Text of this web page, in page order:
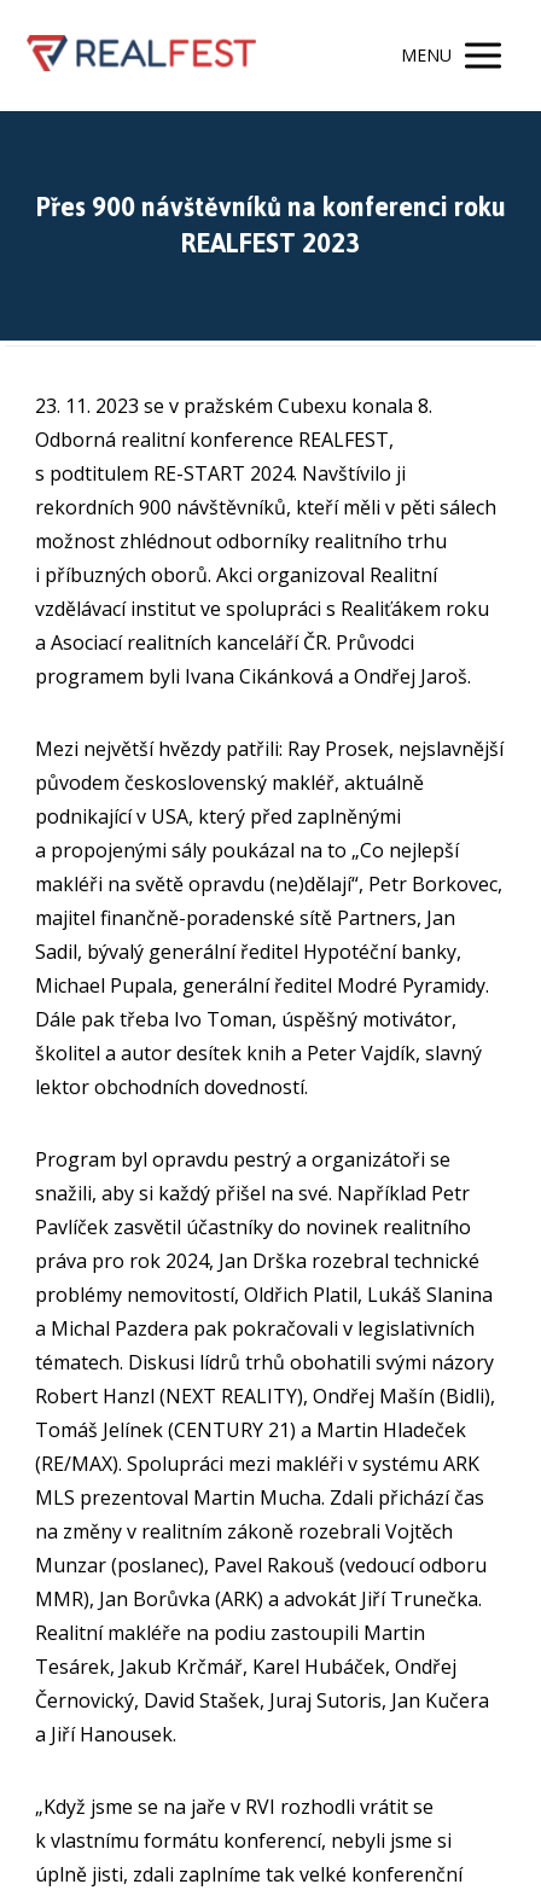
MENU
Přes 900 návštěvníků na konferenci roku
REALFEST 2023
23. 11. 2023 se v pražském Cubexu konala 8.
Odborná realitní konference REALFEST,
s podtitulem RE-START 2024. Navštívilo ji
rekordních 900 návštěvníků, kteří měli v pěti sálech
možnost zhlédnout odborníky realitního trhu
i příbuzných oborů. Akci organizoval Realitní
vzdělávací institut ve spolupráci s Realiťákem roku
a Asociací realitních kanceláří ČR. Průvodci
programem byli Ivana Cikánková a Ondřej Jaroš.
Mezi největší hvězdy patřili: Ray Prosek, nejslavnější
původem československý makléř, aktuálně
podnikající v USA, který před zaplněnými
a propojenými sály poukázal na to „Co nejlepší
makléři na světě opravdu (ne)dělají“, Petr Borkovec,
majitel finančně-poradenské sítě Partners, Jan
Sadil, bývalý generální ředitel Hypotéční banky,
Michael Pupala, generální ředitel Modré Pyramidy.
Dále pak třeba Ivo Toman, úspěšný motivátor,
školitel a autor desítek knih a Peter Vajdík, slavný
lektor obchodních dovedností.
Program byl opravdu pestrý a organizátoři se
snažili, aby si každý přišel na své. Například Petr
Pavlíček zasvětil účastníky do novinek realitního
práva pro rok 2024, Jan Drška rozebral technické
problémy nemovitostí, Oldřich Platil, Lukáš Slanina
a Michal Pazdera pak pokračovali v legislativních
tématech. Diskusi lídrů trhů obohatili svými názory
Robert Hanzl (NEXT REALITY), Ondřej Mašín (Bidli),
Tomáš Jelínek (CENTURY 21) a Martin Hladeček
(RE/MAX). Spolupráci mezi makléři v systému ARK
MLS prezentoval Martin Mucha. Zdali přichází čas
na změny v realitním zákoně rozebrali Vojtěch
Munzar (poslanec), Pavel Rakouš (vedoucí odboru
MMR), Jan Borůvka (ARK) a advokát Jiří Trunečka.
Realitní makléře na podiu zastoupili Martin
Tesárek, Jakub Krčmář, Karel Hubáček, Ondřej
Černovický, David Stašek, Juraj Sutoris, Jan Kučera
a Jiří Hanousek.
„Když jsme se na jaře v RVI rozhodli vrátit se
k vlastnímu formátu konferencí, nebyli jsme si
úplně jisti, zdali zaplníme tak velké konferenční